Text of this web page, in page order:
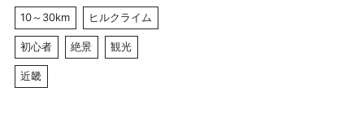
10～30km
ヒルクライム
初心者 絶景 観光
近畿